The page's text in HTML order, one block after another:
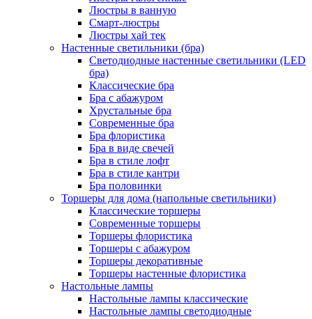
Люстры в ванную
Смарт-люстры
Люстры хай тек
Настенные светильники (бра)
Светодиодные настенные светильники (LED
бра)
Классические бра
Бра с абажуром
Хрустальные бра
Современные бра
Бра флористика
Бра в виде свечей
Бра в стиле лофт
Бра в стиле кантри
Бра половинки
Торшеры для дома (напольные светильники)
Классические торшеры
Современные торшеры
Торшеры флористика
Торшеры с абажуром
Торшеры декоративные
Торшеры настенные флористика
Настольные лампы
Настольные лампы классические
Настольные лампы светодиодные